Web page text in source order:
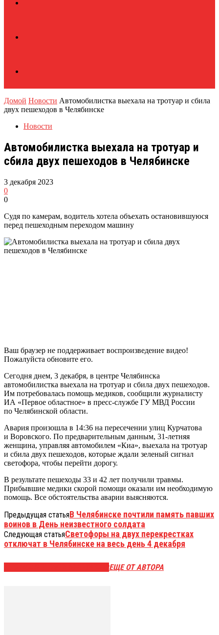
Домой Новости Автомобилистка выехала на тротуар и сбила
двух пешеходов в Челябинске
Новости
Автомобилистка выехала на тротуар и
сбила двух пешеходов в Челябинске
3 декабря 2023
0
0
Судя по камерам, водитель хотела объехать остановившуюся
перед пешеходным переходом машину
Ваш браузер не поддерживает воспроизведение видео!
Пожалуйста обновите его.
Сегодня днем, 3 декабря, в центре Челябинска
автомобилистка выехала на тротуар и сбила двух пешеходов.
Им потребовалась помощь медиков, сообщили журналисту
ИА «Первое областное» в пресс-службе ГУ МВД России
по Челябинской области.
Авария произошла в 14:36 на пересечении улиц Курчатова
и Воровского. По предварительным данным, 31-летняя
женщина, управляя автомобилем «Киа», выехала на тротуар
и сбила двух пешеходов, которые ждали зеленый сигнал
светофора, чтобы перейти дорогу.
В результате пешеходы 33 и 42 лет получили травмы.
Прибывшие медики скорой помощи оказали им необходимую
помощь. Все обстоятельства аварии выясняются.
Предыдущая статьяВ Челябинске почтили память павших
воинов в День неизвестного солдата
Следующая статьяСветофоры на двух перекрестках
отключат в Челябинске на весь день 4 декабря
ЕЩЕ ОТ АВТОРА